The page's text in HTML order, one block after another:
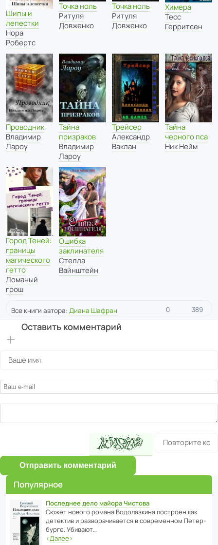
Шипы и
лепестки
Нора
Робертс
Точка ноль
Ритуля
Довженко
Точка ноль
Ритуля
Довженко
Химера
Тесс
Герритсен
Проводник
Владимир
Лароу
Тайна
призраков
Владимир
Лароу
Трейсер
Александр
Ваклан
Тайна
черного пса
Ник Нейм
Город Теней:
границы
магического
гетто
Ломаный
грош
Ошибка
заклинателя
Стелла
Вайнштейн
Все книги автора: Диана Шафран 0 389
Оставить комментарий
Отправить комментарий
Популярное
Последнее дело майора Чистова
Сюжет нового романа Водо­ла­з­кина пост­роен как
дете­ктив и разво­ра­чи­ва­ется в совре­менном Пете­р­
бурге. Убивают…
‹Далее›